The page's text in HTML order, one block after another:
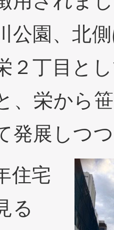
公園、北
２丁目と
、栄から
発展しつ
住宅
る